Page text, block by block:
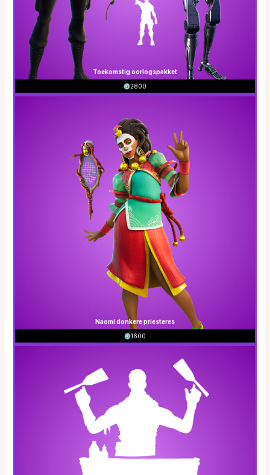
Toekomstig oorlogspakket
2800
Naomi donkere priesteres
1600